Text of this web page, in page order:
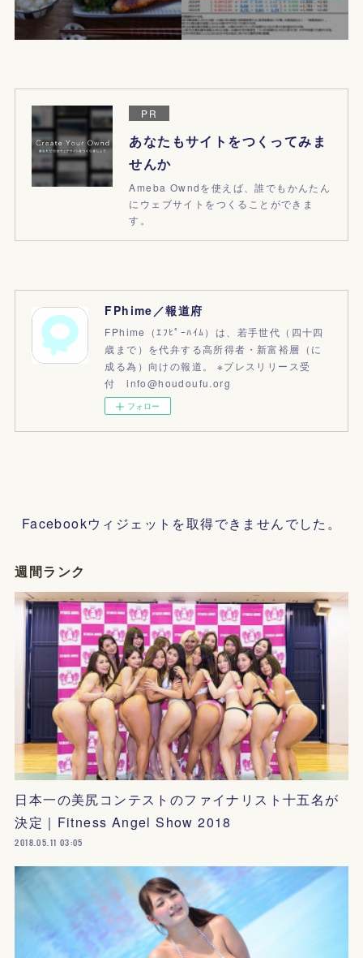
PR
あなたもサイトをつくってみま
せんか
Ameba Owndを使えば、誰でもかんたん
にウェブサイトをつくることができま
す。
FPhime／報道府
FPhime（ｴﾌﾋﾟｰﾊｲﾑ）は、若手世代（四十四
歳まで）を代弁する高所得者・新富裕層（に
成る為）向けの報道。 ※プレスリリース受
付 info@houdoufu.org
フォロー
Facebookウィジェットを取得できませんでした。
週間ランク
日本一の美尻コンテストのファイナリスト十五名が
決定｜Fitness Angel Show 2018
2018.05.11 03:05